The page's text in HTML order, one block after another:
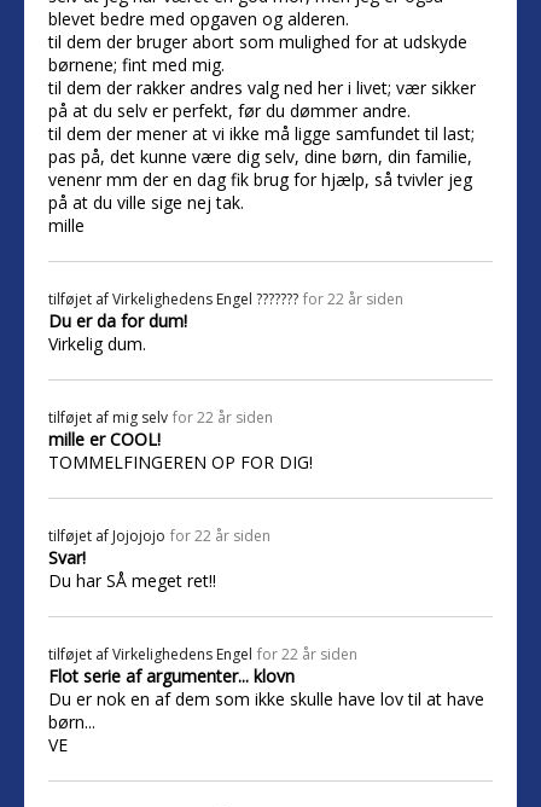
blevet bedre med opgaven og alderen.
til dem der bruger abort som mulighed for at udskyde
børnene; fint med mig.
til dem der rakker andres valg ned her i livet; vær sikker
på at du selv er perfekt, før du dømmer andre.
til dem der mener at vi ikke må ligge samfundet til last;
pas på, det kunne være dig selv, dine børn, din familie,
venenr mm der en dag fik brug for hjælp, så tvivler jeg
på at du ville sige nej tak.
mille
tilføjet afVirkelighedens Engel ??????? for 22 år siden
Du er da for dum!
Virkelig dum.
tilføjet af mig selv for 22 år siden
mille er COOL!
TOMMELFINGEREN OP FOR DIG!
tilføjet af Jojojojo for 22 år siden
Svar!
Du har SÅ meget ret!!
tilføjet afVirkelighedens Engel for 22 år siden
Flot serie af argumenter... klovn
Du er nok en af dem som ikke skulle have lov til at have
børn...
VE